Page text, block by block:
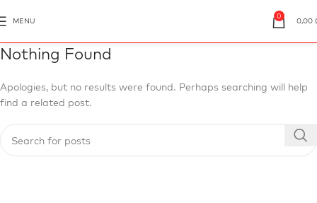
MENU
0
0,00
Nothing Found
Apologies, but no results were found. Perhaps searching will help
find a related post.